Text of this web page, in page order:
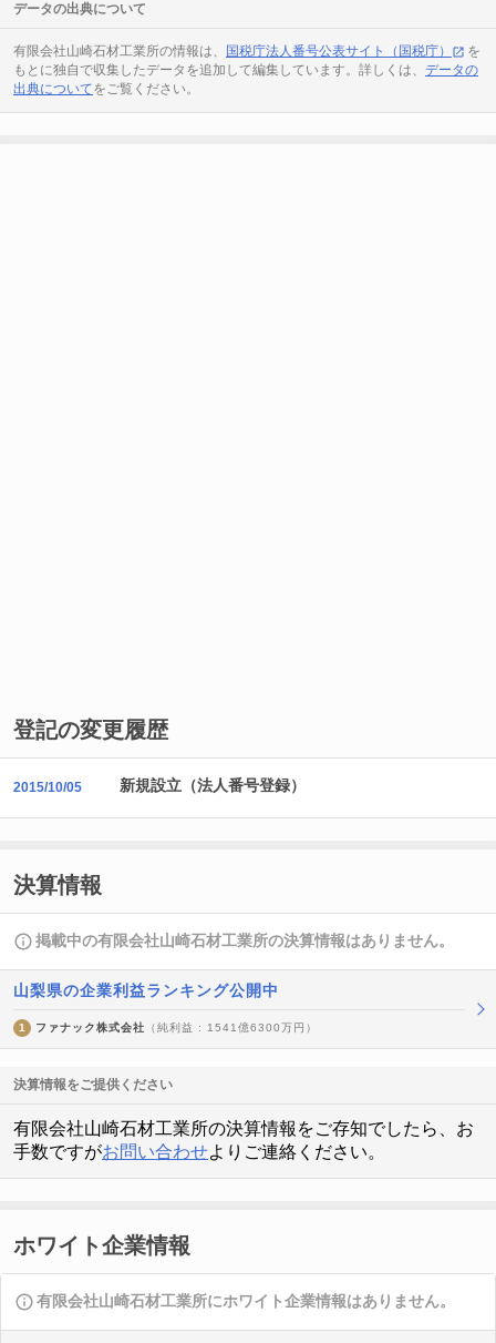
データの出典について
有限会社山崎石材工業所の情報は、 国税庁法人番号公表サイト（国税庁）
を
もとに独自で収集したデータを追加して編集しています。詳しくは、 データの
出典についてをご覧ください。
登記の変更履歴
2015/10/05 新規設立（法人番号登録）
決算情報
掲載中の有限会社山崎石材工業所の決算情報はありません。
山梨県の企業利益ランキング公開中
1 ファナック株式会社 （純利益 : 1541億6300万円）
決算情報をご提供ください
有限会社山崎石材工業所の決算情報をご存知でしたら、お
手数ですがお問い合わせよりご連絡ください。
ホワイト企業情報
有限会社山崎石材工業所にホワイト企業情報はありません。